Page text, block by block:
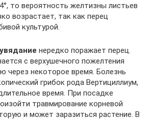
то вероятность желтизны листьев
возрастает, так как перец
культурой.
нередко поражает перец.
с верхушечного пожелтения
через некоторое время. Болезнь
грибок рода Вертициллиум,
время. При посадке
травмирование корневой
и может заразиться растение. В